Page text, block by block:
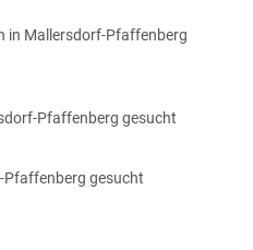
in Mallersdorf-Pfaffenberg
Pfaffenberg gesucht
Pfaffenberg gesucht